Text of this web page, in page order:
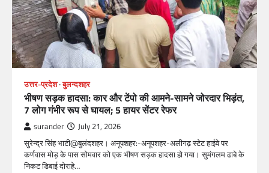
उत्तर-प्रदेश बुलन्दशहर
भीषण सड़क हादसा: कार और टेंपो की आमने-सामने जोरदार भिड़ंत,
7 लोग गंभीर रूप से घायल; 5 हायर सेंटर रेफर​
surander July 21, 2026
सुरेन्द्र सिंह भाटी@बुलंदशहर। अनूपशहर:-अनूपशहर-अलीगढ़ स्टेट हाईवे पर
कर्णवास मोड़ के पास सोमवार को एक भीषण सड़क हादसा हो गया। सुमंगलम ढाबे के
निकट डिबाई दोराहे…